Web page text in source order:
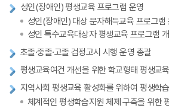
성인(장애인) 평생교육 프로그램 운영
성인(장애인) 대상 문자해득교육 프로그램
성인 특수교육대상자 평생교육 프로그램
초졸·중졸·고졸 검정고시 시행 운영 총괄
평생교육여건 개선을 위한 학교형태 평생교
지역사회 평생교육 활성화를 위하여 평생학
체계적인 평생학습지원 체제 구축을 위한